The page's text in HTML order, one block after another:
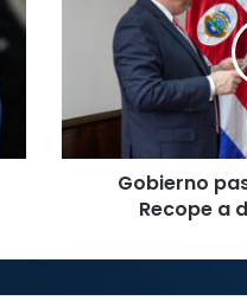
gerente
Recope
a
dirigir
Gobierno
Recope a